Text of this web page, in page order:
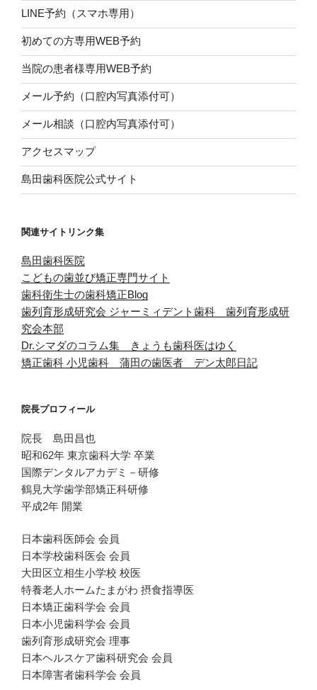
LINE予約（スマホ専用）
初めての方専用WEB予約
当院の患者様専用WEB予約
メール予約（口腔内写真添付可）
メール相談（口腔内写真添付可）
アクセスマップ
島田歯科医院公式サイト
関連サイトリンク集
島田歯科医院
こどもの歯並び矯正専門サイト
歯科衛生士の歯科矯正Blog
歯列育形成研究会 ジャーミィデント歯科 歯列育形成研
究会本部
Dr.シマダのコラム集 きょうも歯科医はゆく
矯正歯科 小児歯科 蒲田の歯医者 デン太郎日記
院長プロフィール
院長 島田昌也
昭和62年 東京歯科大学 卒業
国際デンタルアカデミ－研修
鶴見大学歯学部矯正科研修
平成2年 開業
日本歯科医師会 会員
日本学校歯科医会 会員
大田区立相生小学校 校医
特養老人ホームたまがわ 摂食指導医
日本矯正歯科学会 会員
日本小児歯科学会 会員
歯列育形成研究会 理事
日本ヘルスケア歯科研究会 会員
日本障害者歯科学会 会員